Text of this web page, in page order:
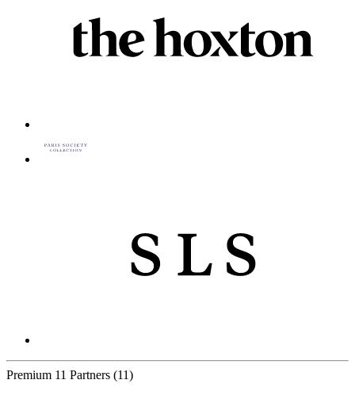
Premium 11 Partners (11)